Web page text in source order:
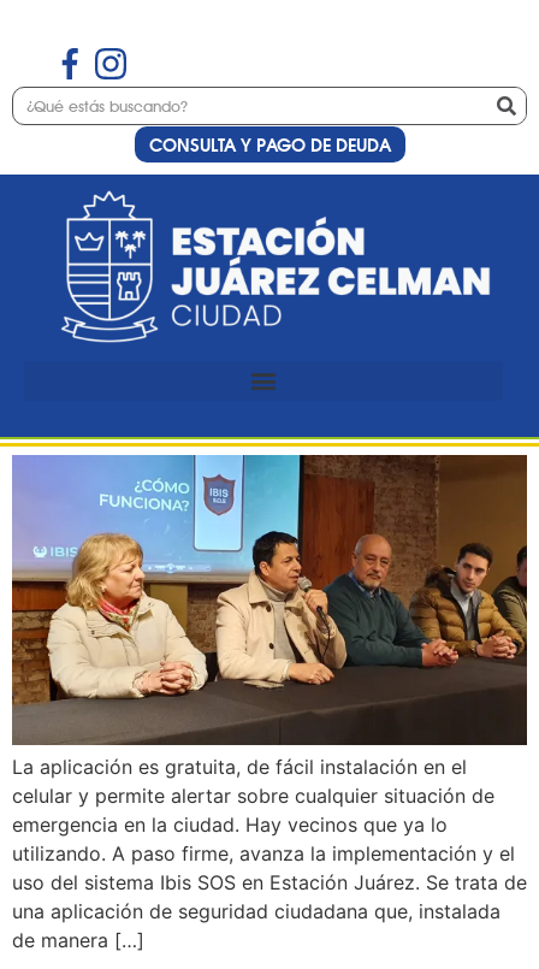
CONSULTA Y PAGO DE DEUDA
Etiqueta:Ibis SOS
Avanza el uso del sistema
Ibis SOS en Estación Juárez
La aplicación es gratuita, de fácil instalación en el
celular y permite alertar sobre cualquier situación de
emergencia en la ciudad. Hay vecinos que ya lo
utilizando. A paso firme, avanza la implementación y el
uso del sistema Ibis SOS en Estación Juárez. Se trata de
una aplicación de seguridad ciudadana que, instalada
de manera […]